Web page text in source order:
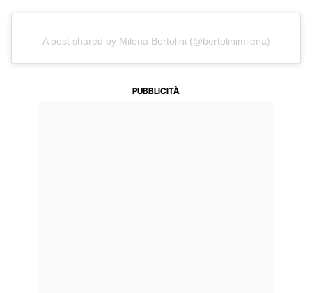
A post shared by Milena Bertolini (@bertolinimilena)